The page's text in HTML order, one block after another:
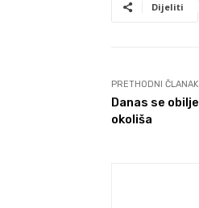
Dijeliti
PRETHODNI ČLANAK
Danas se
okoliša